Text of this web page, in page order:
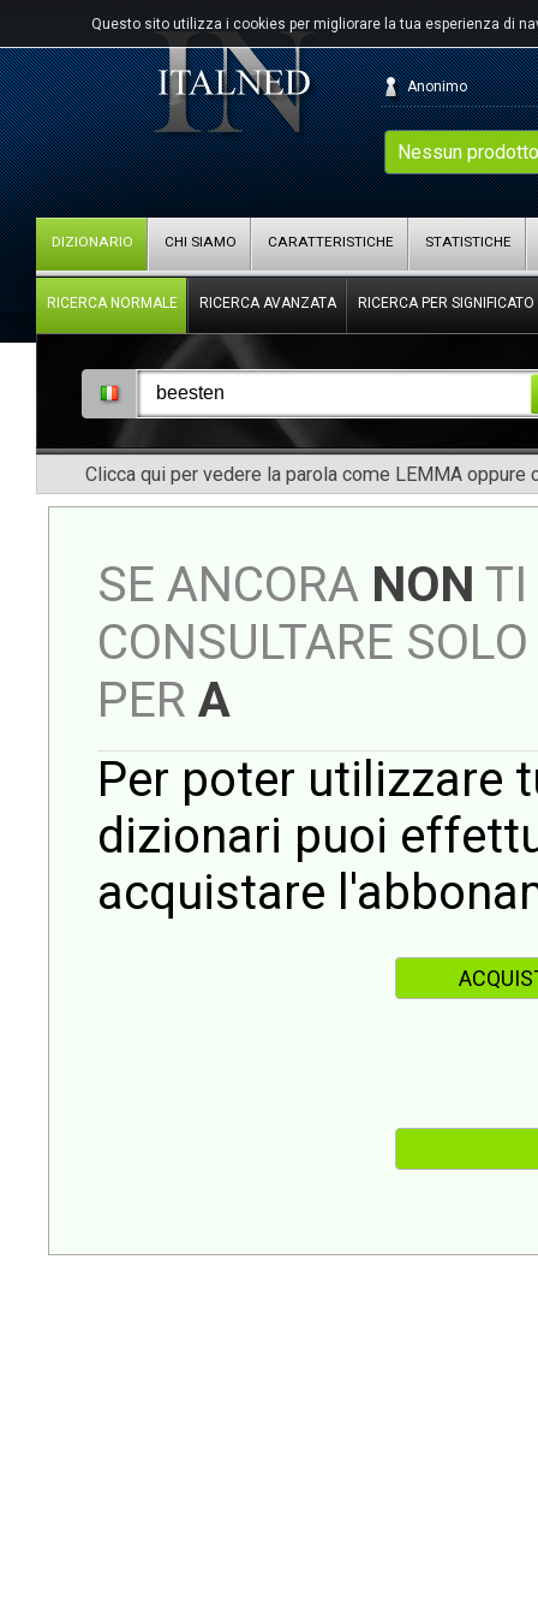
Questo sito utilizza i cookies per migliorare la tua esperienza di
Nessun
Anonimo
DIZIONARIO CHI SIAMO CARATTERISTICHE STATISTICHE
RICERCA NORMALE RICERCA AVANZATA RICERCA PER SIGNIFICATO
Clicca qui per vedere la parola come LEMMA oppure
SE ANCORA NON TI
CONSULTARE
PER A
Per poter utilizzare
dizionari puoi
acquistare